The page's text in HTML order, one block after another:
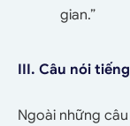
gian.”
III. Câu nói
Ngoài những